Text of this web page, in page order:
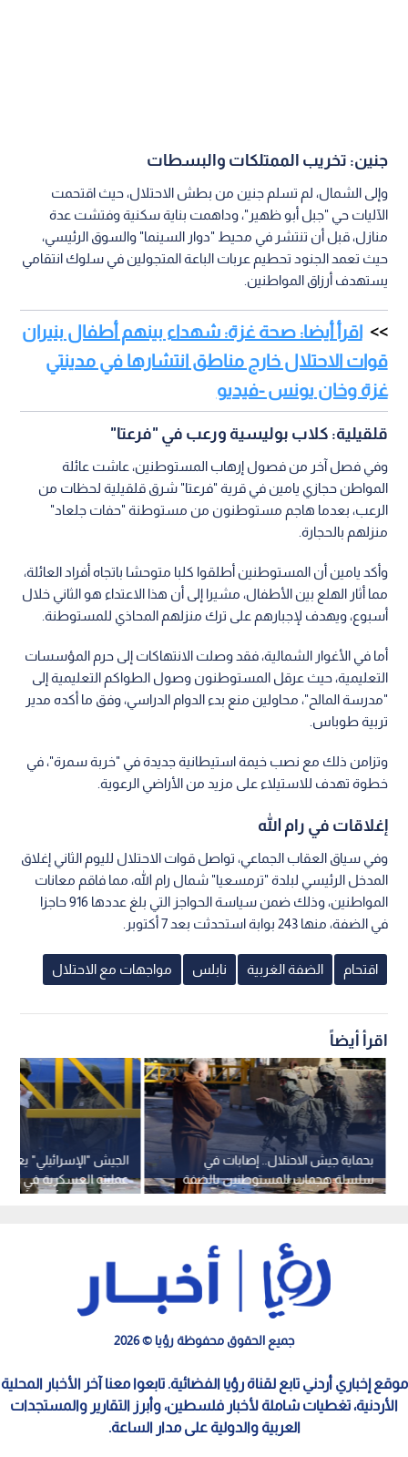
جنين: تخريب الممتلكات والبسطات
وإلى الشمال، لم تسلم جنين من بطش الاحتلال، حيث اقتحمت
الآليات حي "جبل أبو ظهير"، وداهمت بناية سكنية وفتشت عدة
منازل، قبل أن تنتشر في محيط "دوار السينما" والسوق الرئيسي،
حيث تعمد الجنود تحطيم عربات الباعة المتجولين في سلوك انتقامي
يستهدف أرزاق المواطنين.
اقرأ أيضا: صحة غزة: شهداء بينهم أطفال بنيران
قوات الاحتلال خارج مناطق انتشارها في مدينتي
غزة وخان يونس -فيديو
قلقيلية: كلاب بوليسية ورعب في "فرعتا"
وفي فصل آخر من فصول إرهاب المستوطنين، عاشت عائلة
المواطن حجازي يامين في قرية "فرعتا" شرق قلقيلية لحظات من
الرعب، بعدما هاجم مستوطنون من مستوطنة "حفات جلعاد"
منزلهم بالحجارة.
وأكد يامين أن المستوطنين أطلقوا كلبا متوحشا باتجاه أفراد العائلة،
مما أثار الهلع بين الأطفال، مشيرا إلى أن هذا الاعتداء هو الثاني خلال
أسبوع، ويهدف لإجبارهم على ترك منزلهم المحاذي للمستوطنة.
أما في الأغوار الشمالية، فقد وصلت الانتهاكات إلى حرم المؤسسات
التعليمية، حيث عرقل المستوطنون وصول الطواكم التعليمية إلى
"مدرسة المالح"، محاولين منع بدء الدوام الدراسي، وفق ما أكده مدير
تربية طوباس.
وتزامن ذلك مع نصب خيمة استيطانية جديدة في "خربة سمرة"، في
خطوة تهدف للاستيلاء على مزيد من الأراضي الرعوية.
إغلاقات في رام الله
وفي سياق العقاب الجماعي، تواصل قوات الاحتلال لليوم الثاني إغلاق
المدخل الرئيسي لبلدة "ترمسعيا" شمال رام الله، مما فاقم معانات
المواطنين، وذلك ضمن سياسة الحواجز التي بلغ عددها 916 حاجزا
في الضفة، منها 243 بوابة استحدثت بعد 7 أكتوبر.
اقتحام الضفة الغربية نابلس مواجهات مع الاحتلال
اقرأ أيضاً
الجيش "الإسرائيلي" يعلن
عمليته العسكرية في
عدوان استمر أربعة أيام
بحماية جيش الاحتلال.. إصابات في
سلسلة هجمات للمستوطنين بالضفة
جميع الحقوق محفوظة رؤيا © 2026
موقع إخباري أردني تابع لقناة رؤيا الفضائية. تابعوا معنا آخر الأخبار المحلية
الأردنية، تغطيات شاملة لأخبار فلسطين، وأبرز التقارير والمستجدات
العربية والدولية على مدار الساعة.